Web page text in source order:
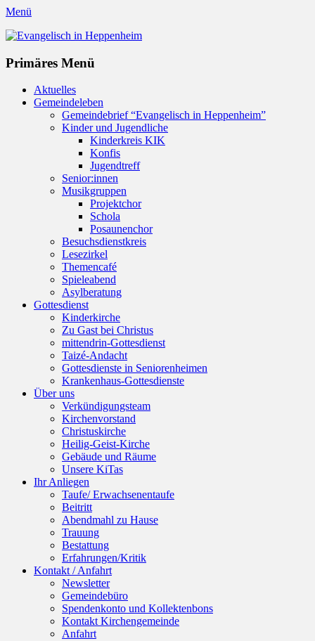
Menü
Evangelisch in Heppenheim
Primäres Menü
Zum
Inhalt
Aktuelles
Gemeindeleben
Gemeindebrief “Evangelisch in Heppenheim”
Kinder und Jugendliche
Kinderkreis KIK
Konfis
Jugendtreff
Senior:innen
Musikgruppen
Projektchor
Schola
Posaunenchor
Besuchsdienstkreis
Lesezirkel
Themencafé
Spieleabend
Asylberatung
Gottesdienst
Kinderkirche
Zu Gast bei Christus
mittendrin-Gottesdienst
Taizé-Andacht
Gottesdienste in Seniorenheimen
Krankenhaus-Gottesdienste
Über uns
Verkündigungsteam
Kirchenvorstand
Christuskirche
Heilig-Geist-Kirche
Gebäude und Räume
Unsere KiTas
Ihr Anliegen
Taufe/ Erwachsenentaufe
Beitritt
Abendmahl zu Hause
Trauung
Bestattung
Erfahrungen/Kritik
Kontakt / Anfahrt
Newsletter
Gemeindebüro
Spendenkonto und Kollektenbons
Kontakt Kirchengemeinde
Anfahrt